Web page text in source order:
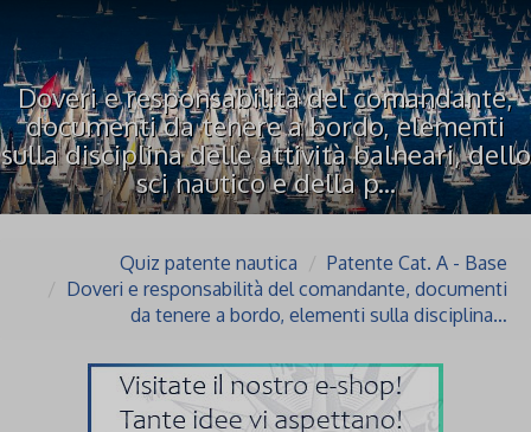
Doveri e responsabilità del comandante,
documenti da tenere a bordo, elementi
sulla disciplina delle attività balneari, dello
sci nautico e della p...
Quiz patente nautica
Patente Cat. A - Base
Doveri e responsabilità del comandante, documenti
da tenere a bordo, elementi sulla disciplina…